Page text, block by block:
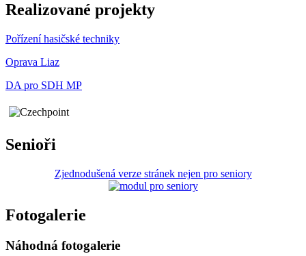
Realizované projekty
Pořízení hasičské techniky
Oprava Liaz
DA pro SDH MP
Senioři
Zjednodušená verze stránek nejen pro seniory
Fotogalerie
Náhodná fotogalerie